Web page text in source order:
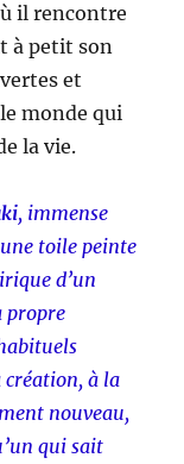
il rencontre
à petit son
et
monde qui
la vie.
, immense
toile peinte
d’un
propre
à la
nouveau,
qui sait